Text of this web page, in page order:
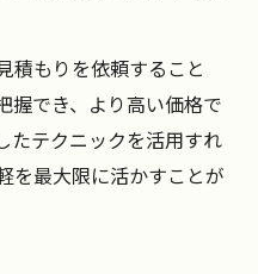
積もりを依頼すること
握でき、より高い価格で
たテクニックを活用すれ
を最大限に活かすことが